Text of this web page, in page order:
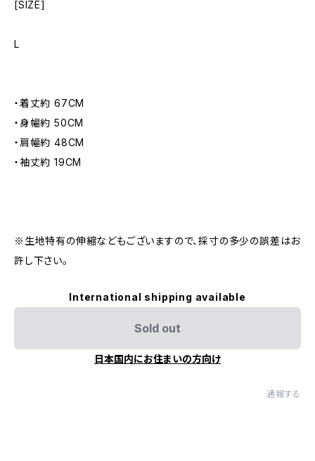
[SIZE]
L
・着丈約 67CM
・身幅約 50CM
・肩幅約 48CM
・袖丈約 19CM
※生地特有の伸縮などもございますので、採寸の多少の誤差はお
許し下さい。
International shipping available
Sold out
日本国内にお住まいの方向け
通報する